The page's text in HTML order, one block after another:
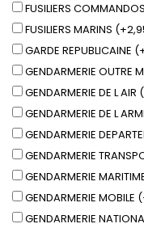
FUSILIERS
FUSILIERS MARINS
GARDE REPUBLICAINE
GENDARMERIE OUTRE
GENDARMERIE DE L
GENDARMERIE DE L
GENDARMERIE
GENDARMERIE
GENDARMERIE
GENDARMERIE
GENDARMERIE